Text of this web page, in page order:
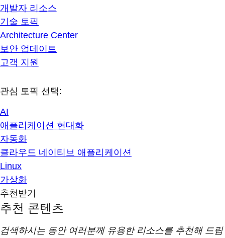
개발자 리소스
기술 토픽
Architecture Center
보안 업데이트
고객 지원
관심 토픽 선택:
AI
애플리케이션 현대화
자동화
클라우드 네이티브 애플리케이션
Linux
가상화
추천받기
추천 콘텐츠
검색하시는 동안 여러분께 유용한 리소스를 추천해 드립